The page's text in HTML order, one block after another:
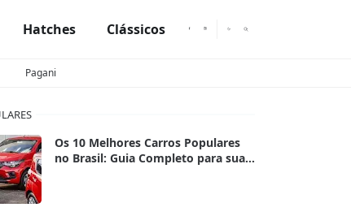
Hatches Clássicos
Pagani
Os 10 Melhores Carros Populares
no Brasil: Guia Completo para sua